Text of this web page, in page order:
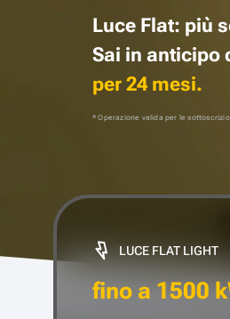
Luce Flat: più
Sai in anticipo
per 24 mesi.
* Operazione valida per le
LUCE FLAT LIGHT
fino a 1500